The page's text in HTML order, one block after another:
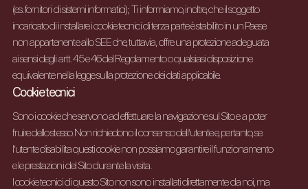
(es. fornitori di sistemi informatici); Ti informiamo, inoltre, che il soggetto
incaricato di installare i cookie tecnici di terza parte è stabilito in un Paese
non appartenente allo SEE che, tuttavia, offre una protezione adeguata
ai sensi degli artt. 45 e 46 del Regolamento o qualsiasi disposizione
equivalente nella legge sulla protezione dei dati applicabile.
Cookie tecnici
Sono i cookie che servono ad effettuare la navigazione sul Sito e a poter
fruire dello stesso. Non richiedono il consenso dell’utente e, pertanto, se
l’utente disabilita questi cookie non possiamo garantire il funzionamento
e le prestazioni del Sito durante la visita.
I cookie tecnici di questo Sito non sono installati direttamente da noi, ma